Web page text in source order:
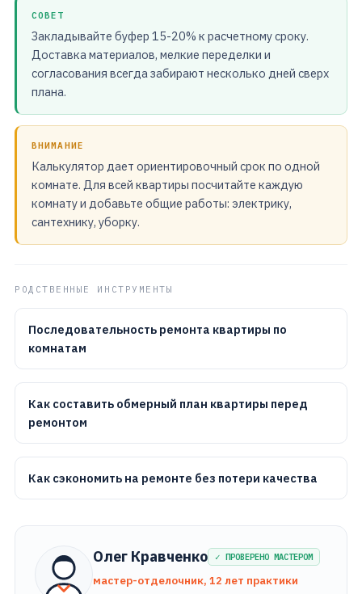
СОВЕТ
Закладывайте буфер 15-20% к расчетному сроку.
Доставка материалов, мелкие переделки и
согласования всегда забирают несколько дней сверх
плана.
ВНИМАНИЕ
Калькулятор дает ориентировочный срок по одной
комнате. Для всей квартиры посчитайте каждую
комнату и добавьте общие работы: электрику,
сантехнику, уборку.
РОДСТВЕННЫЕ ИНСТРУМЕНТЫ
Последовательность ремонта квартиры по
комнатам
Как составить обмерный план квартиры перед
ремонтом
Как сэкономить на ремонте без потери качества
Олег Кравченко ✓ ПРОВЕРЕНО МАСТЕРОМ
мастер-отделочник, 12 лет практики